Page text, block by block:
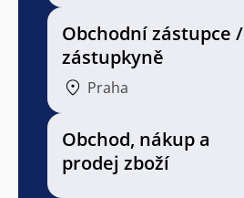
Obchodní zástupce /
zástupkyně
Praha
Obchod, nákup a
prodej zboží